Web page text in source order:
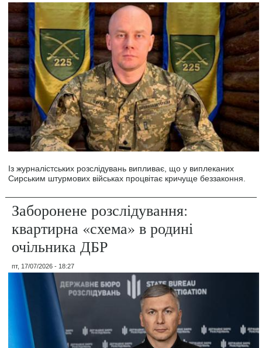
Із журналістських розслідувань випливає, що у виплеканих
Сирським штурмових військах процвітає кричуще беззаконня.
Заборонене розслідування:
квартирна «схема» в родині
очільника ДБР
пт, 17/07/2026 - 18:27